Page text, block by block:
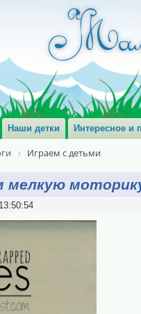
Наши детки Интересное и
Играем с детьми
мелкую